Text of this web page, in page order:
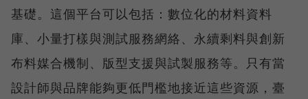
基礎。這個平台可以包括：數位化的材料資料
庫、小量打樣與測試服務網絡、永續剩料與創新
布料媒合機制、版型支援與試製服務等。只有當
設計師與品牌能夠更低門檻地接近這些資源，臺